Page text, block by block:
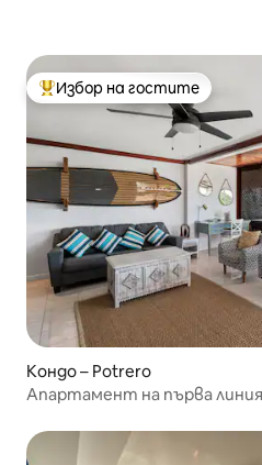
Най-популярен избор на
Избор на гостите
Кондо – Potrero
Апартамент на първа линия